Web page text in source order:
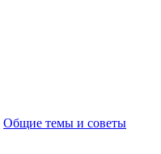
Общие темы и советы